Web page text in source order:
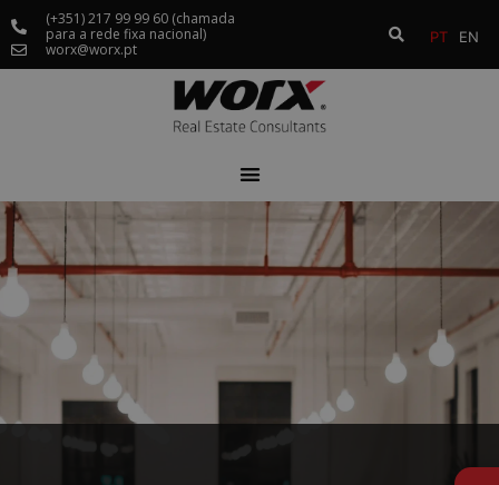
(+351) 217 99 99 60 (chamada
para a rede fixa nacional)
worx@worx.pt
PT EN